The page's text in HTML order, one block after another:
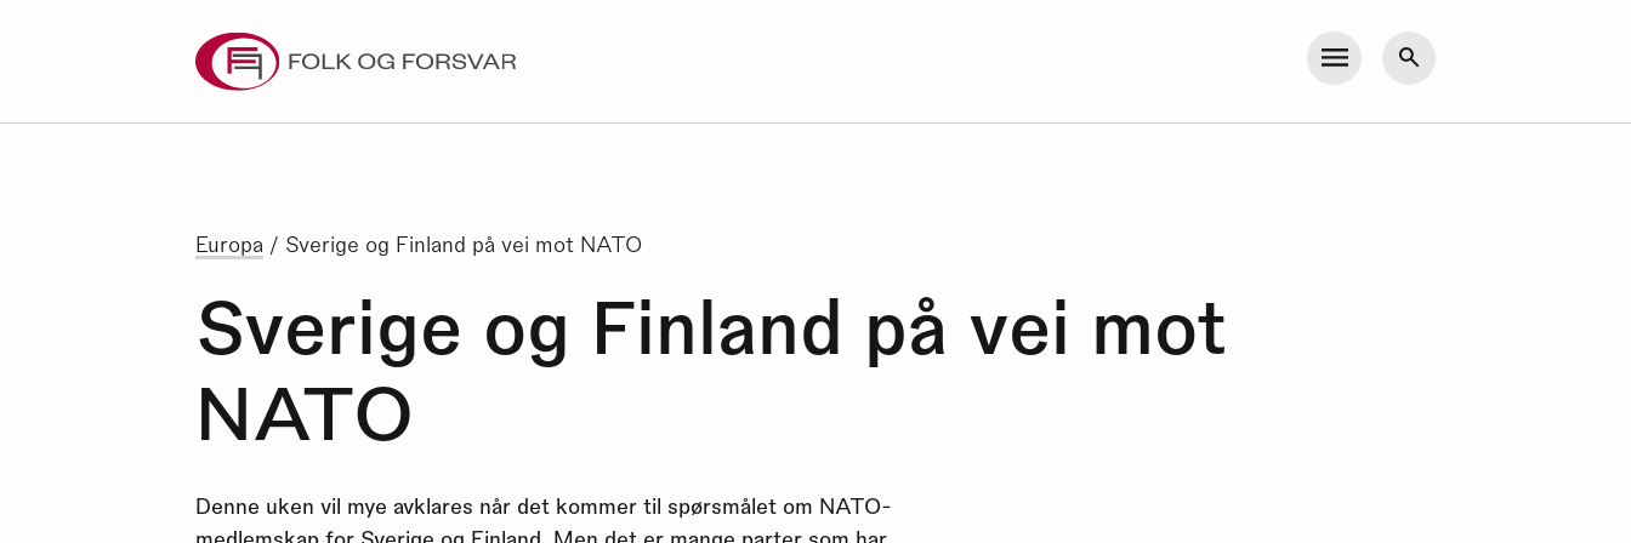
Meny Søk
Europa / Sverige og Finland på vei mot NATO
Sverige og Finland på vei mot
NATO
Denne uken vil mye avklares når det kommer til spørsmålet om NATO-
medlemskap for Sverige og Finland. Men det er mange parter som har